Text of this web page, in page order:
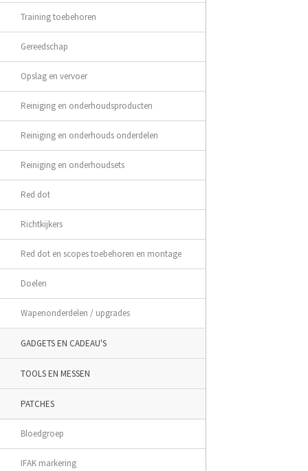
Training toebehoren
Gereedschap
Opslag en vervoer
Reiniging en onderhoudsproducten
Reiniging en onderhouds onderdelen
Reiniging en onderhoudsets
Red dot
Richtkijkers
Red dot en scopes toebehoren en montage
Doelen
Wapenonderdelen / upgrades
GADGETS EN CADEAU'S
TOOLS EN MESSEN
PATCHES
Bloedgroep
IFAK markering